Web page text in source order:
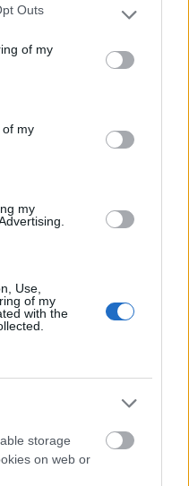
one or more Google
You may click to
in below Google
Outs
of my
of my
my
Use,
of my
with the
storage
on web or
una navetta che portava
sono a numero
vicini a Brandinchi
scorrazzare come anni